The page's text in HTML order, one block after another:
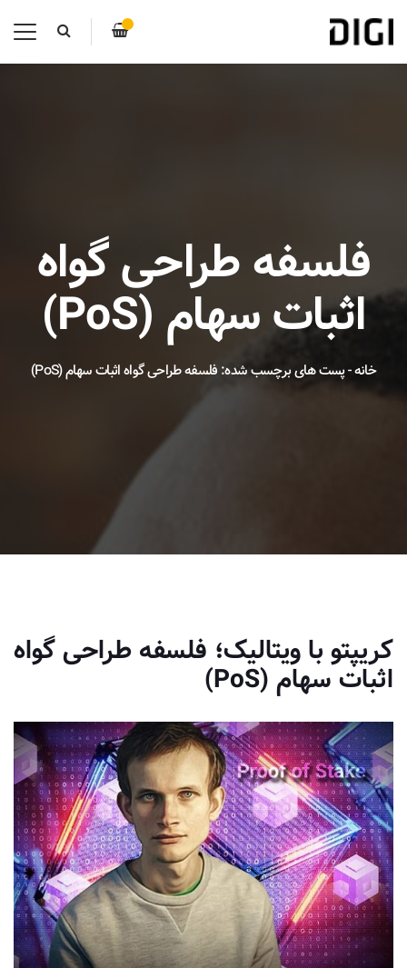
فلسفه طراحی گواه
اثبات سهام (PoS)
خانه-پست های برچسب شده: فلسفه طراحی گواه اثبات سهام (PoS)
کریپتو با ویتالیک؛ فلسفه طراحی گواه
اثبات سهام (PoS)